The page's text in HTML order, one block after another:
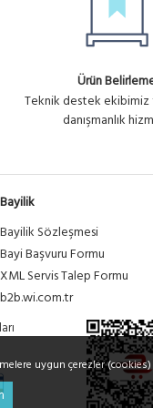
Ürün
Teknik destek ekibimiz
danışmanlık
Bayilik
Bayilik Sözleşmesi
Bayi Başvuru Formu
XML Servis Talep Formu
b2b.wi.com.tr
uygun çerezler